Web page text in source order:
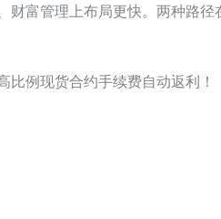
富管理上布局更快。两种路
例现货合约手续费自动返利！